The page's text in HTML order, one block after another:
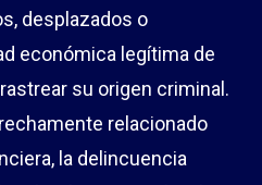
desplazados o
económica legítima de
su origen criminal.
relacionado
la delincuencia